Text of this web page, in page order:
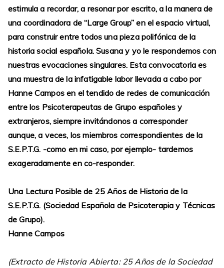
estimula a recordar, a resonar por escrito, a la manera de
una coordinadora de “Large Group” en el espacio virtual,
para construir entre todos una pieza polifónica de la
historia social española. Susana y yo le respondemos con
nuestras evocaciones singulares. Esta convocatoria es
una muestra de la infatigable labor llevada a cabo por
Hanne Campos en el tendido de redes de comunicación
entre los Psicoterapeutas de Grupo españoles y
extranjeros, siempre invitándonos a corresponder
aunque, a veces, los miembros correspondientes de la
S.E.P.T.G. -como en mi caso, por ejemplo- tardemos
exageradamente en co-responder.
Una Lectura Posible de 25 Años de Historia de la
S.E.P.T.G. (Sociedad Española de Psicoterapia y Técnicas
de Grupo).
Hanne Campos
(Extracto de Historia Abierta: 25 Años de la Sociedad